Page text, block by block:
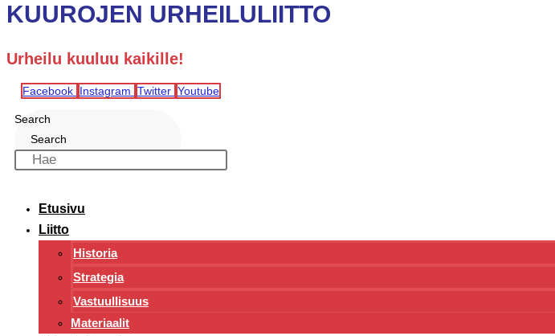
KUUROJEN URHEILULIITTO
Urheilu kuuluu kaikille!
Facebook Instagram Twitter Youtube
Search
Search
Etusivu
Liitto
Historia
Strategia
Vastuullisuus
Materiaalit